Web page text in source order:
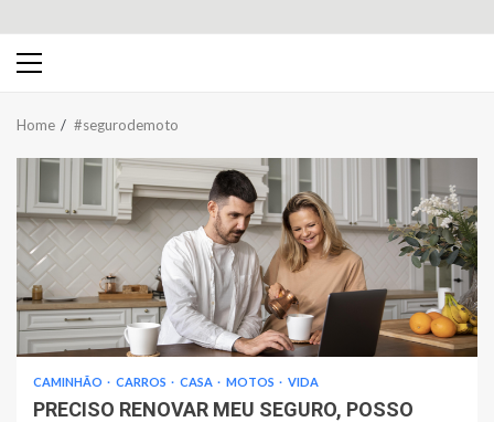
Primary
Home #segurodemoto
CAMINHÃO CARROS CASA MOTOS VIDA
PRECISO RENOVAR MEU SEGURO, POSSO